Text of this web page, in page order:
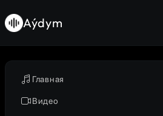
Главная
Видео
Aýdym